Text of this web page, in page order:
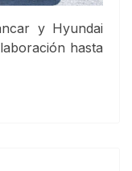
y Hyundai
hasta